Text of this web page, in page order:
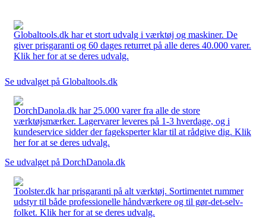
Globaltools.dk har et stort udvalg i værktøj og maskiner. De
giver prisgaranti og 60 dages returret på alle deres 40.000 varer.
Klik her for at se deres udvalg.
Se udvalget på Globaltools.dk
DorchDanola.dk har 25.000 varer fra alle de store
værktøjsmærker. Lagervarer leveres på 1-3 hverdage, og i
kundeservice sidder der fageksperter klar til at rådgive dig. Klik
her for at se deres udvalg.
Se udvalget på DorchDanola.dk
Toolster.dk har prisgaranti på alt værktøj. Sortimentet rummer
udstyr til både professionelle håndværkere og til gør-det-selv-
folket. Klik her for at se deres udvalg.